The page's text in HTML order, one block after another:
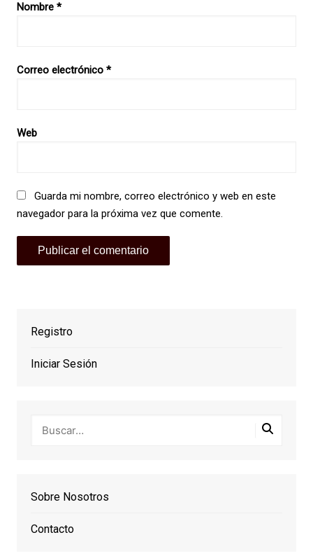
Nombre *
Correo electrónico *
Web
Guarda mi nombre, correo electrónico y web en este
navegador para la próxima vez que comente.
Registro
Iniciar Sesión
Sobre Nosotros
Contacto